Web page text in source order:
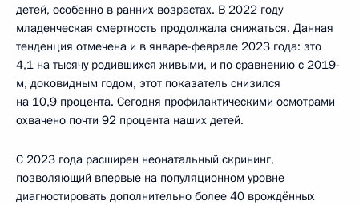
детей, особенно в ранних возрастах. В 2022 году
младенческая смертность продолжала снижаться. Данная
тенденция отмечена и в январе-феврале 2023 года: это
4,1 на тысячу родившихся живыми, и по сравнению с 2019-
м, доковидным годом, этот показатель снизился
на 10,9 процента. Сегодня профилактическими осмотрами
охвачено почти 92 процента наших детей.
С 2023 года расширен неонатальный скрининг,
позволяющий впервые на популяционном уровне
диагностировать дополнительно более 40 врождённых